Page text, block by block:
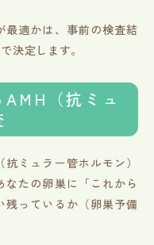
最適かは、事前の検査結
決定します。
（抗ミュ
ミュラー管ホルモン）
たの卵巣に「これから
残っているか（卵巣予備